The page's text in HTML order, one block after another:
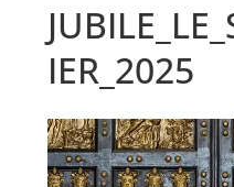
IER_2025